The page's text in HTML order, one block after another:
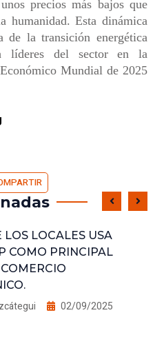
precios más bajos que
humanidad. Esta dinámica
de la transición energética
líderes del sector en la
Mundial de 2025
LOS LOCALES USA
COMO PRINCIPAL
02/09/2025